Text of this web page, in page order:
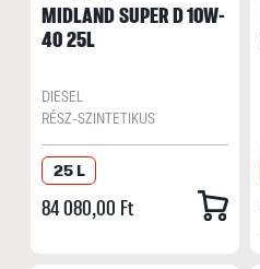
MIDLAND SUPER D 10W-
40 25L
DIESEL
RÉSZ-SZINTETIKUS
25 L
84 080,00 Ft